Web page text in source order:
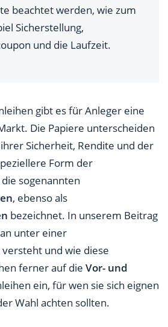
beachtet werden, wie zum
Sicherstellung,
und die Laufzeit.
gibt es für Anleger eine
Die Papiere unterscheiden
Sicherheit, Rendite und der
Form der
sogenannten
, ebenso als
bezeichnet. In unserem Beitrag
unter einer
und wie diese
ferner auf die Vor- und
ein, für wen sie sich eignen
Wahl achten sollten.